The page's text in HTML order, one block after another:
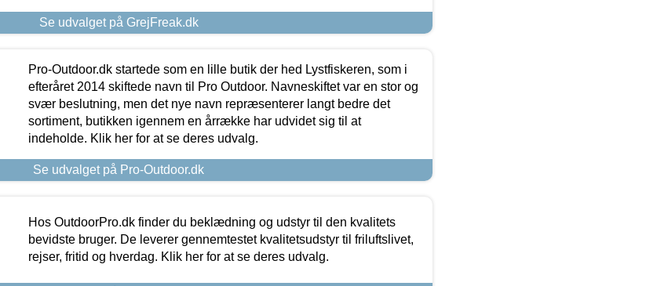
Se udvalget på GrejFreak.dk
Pro-Outdoor.dk startede som en lille butik der hed Lystfiskeren, som i
efteråret 2014 skiftede navn til Pro Outdoor. Navneskiftet var en stor og
svær beslutning, men det nye navn repræsenterer langt bedre det
sortiment, butikken igennem en årrække har udvidet sig til at
indeholde. Klik her for at se deres udvalg.
Se udvalget på Pro-Outdoor.dk
Hos OutdoorPro.dk finder du beklædning og udstyr til den kvalitets
bevidste bruger. De leverer gennemtestet kvalitetsudstyr til friluftslivet,
rejser, fritid og hverdag. Klik her for at se deres udvalg.